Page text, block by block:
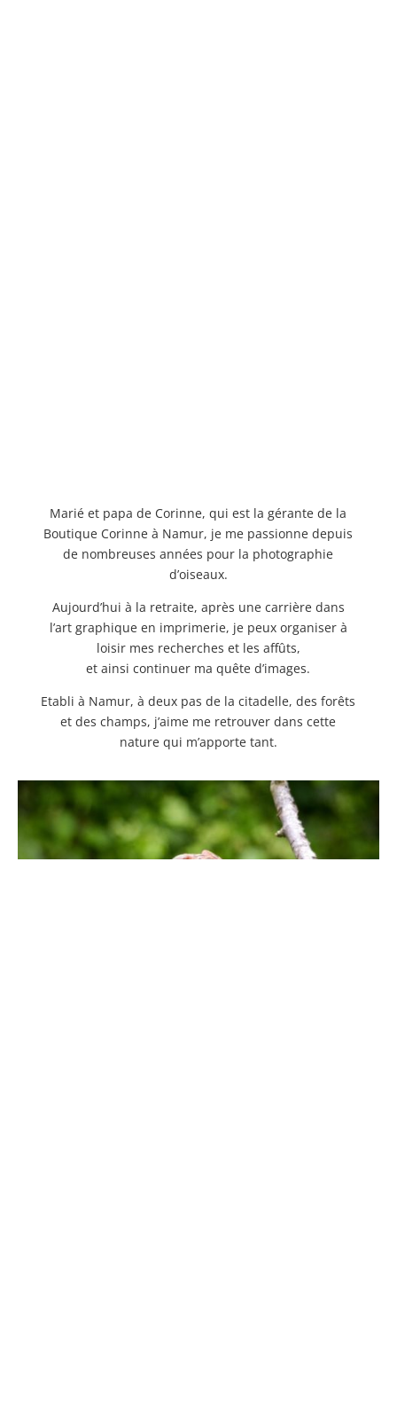
Marié et papa de Corinne, qui est la gérante de la
Boutique Corinne à Namur, je me passionne depuis
de nombreuses années pour la photographie
d’oiseaux.
Aujourd’hui à la retraite, après une carrière dans
l’art graphique en imprimerie, je peux organiser à
loisir mes recherches et les affûts,
et ainsi continuer ma quête d’images.
Etabli à Namur, à deux pas de la citadelle, des forêts
et des champs, j’aime me retrouver dans cette
nature qui m’apporte tant.